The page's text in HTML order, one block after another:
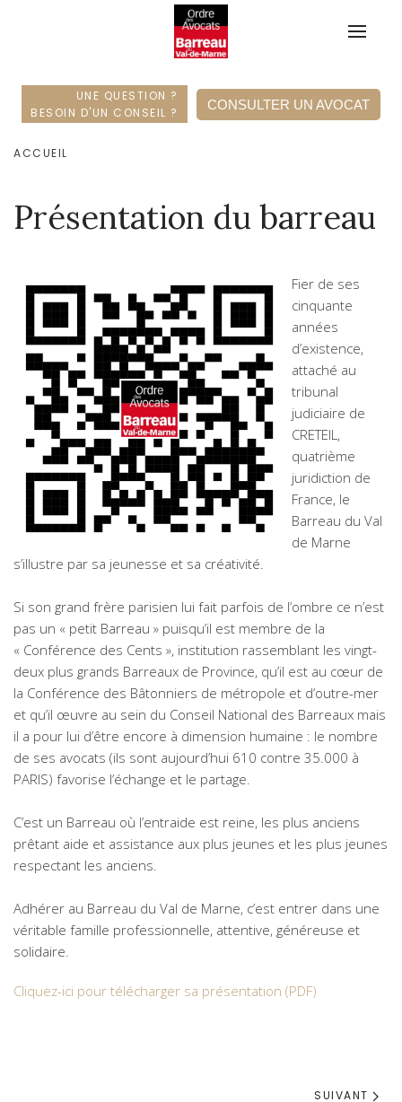
UNE QUESTION ?
BESOIN D'UN CONSEIL ?
CONSULTER UN AVOCAT
ACCUEIL
Présentation du barreau
Fier de ses
cinquante
années
d’existence,
attaché au
tribunal
judiciaire de
CRETEIL,
quatrième
juridiction de
France, le
Barreau du Val
de Marne
s’illustre par sa jeunesse et sa créativité.
Si son grand frère parisien lui fait parfois de l’ombre ce n’est
pas un « petit Barreau » puisqu’il est membre de la
« Conférence des Cents », institution rassemblant les vingt-
deux plus grands Barreaux de Province, qu’il est au cœur de
la Conférence des Bâtonniers de métropole et d’outre-mer
et qu’il œuvre au sein du Conseil National des Barreaux mais
il a pour lui d’être encore à dimension humaine : le nombre
de ses avocats (ils sont aujourd’hui 610 contre 35.000 à
PARIS) favorise l’échange et le partage.
C’est un Barreau où l’entraide est reine, les plus anciens
prêtant aide et assistance aux plus jeunes et les plus jeunes
respectant les anciens.
Adhérer au Barreau du Val de Marne, c’est entrer dans une
véritable famille professionnelle, attentive, généreuse et
solidaire.
Cliquez-ici pour télécharger sa présentation (PDF)
SUIVANT